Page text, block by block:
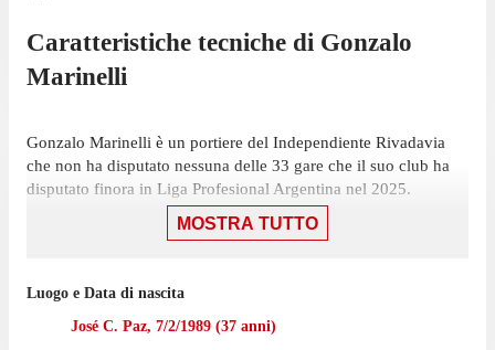
Caratteristiche tecniche di Gonzalo
Marinelli
Gonzalo Marinelli è un portiere del Independiente Rivadavia
che non ha disputato nessuna delle 33 gare che il suo club ha
disputato finora in Liga Profesional Argentina nel 2025.
La sua ultima presenza in campionato risale al 15 giugno 2024,
0.
Nella passata stagione di Liga Profesional Argentina Marinelli è
MOSTRA TUTTO
Luogo e Data di nascita
José C. Paz, 7/2/1989 (37 anni)